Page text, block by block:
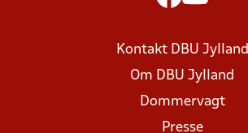
Kontakt DBU Jylland
Om DBU Jylland
Dommervagt
Presse